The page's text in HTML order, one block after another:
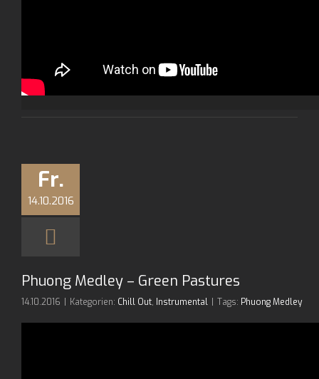
Fr.
14.10.2016
Phuong Medley – Green Pastures
14.10.2016 Kategorien: Chill Out, Instrumental Tags: Phuong Medley